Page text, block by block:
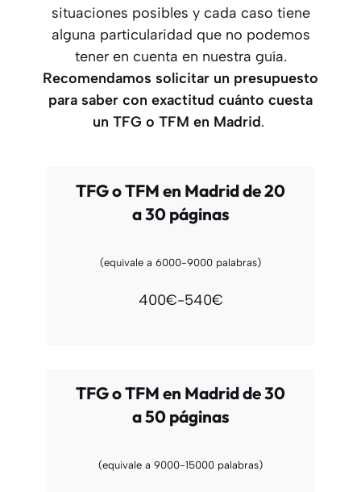
situaciones posibles y cada caso tiene
alguna particularidad que no podemos
tener en cuenta en nuestra guía.
Recomendamos solicitar un presupuesto
para saber con exactitud cuánto cuesta
un TFG o TFM en Madrid.
TFG o TFM en Madrid de 20
a 30 páginas
(equivale a 6000-9000 palabras)
400€-540€
TFG o TFM en Madrid de 30
a 50 páginas
(equivale a 9000-15000 palabras)